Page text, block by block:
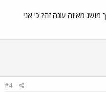
מושג מאיזה עונה זה? כי אני
#4